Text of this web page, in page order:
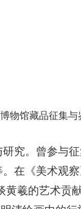
物馆藏品征集
究。曾参与
在《美术观
羲的艺术贡